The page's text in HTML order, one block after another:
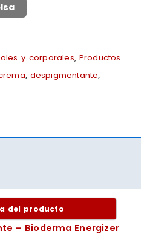
y corporales, Productos
, despigmentante,
del producto
– Bioderma Energizer